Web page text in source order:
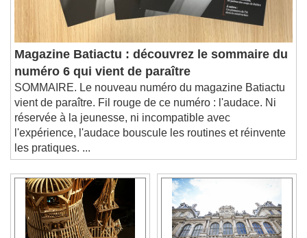
Magazine Batiactu : découvrez le sommaire du
numéro 6 qui vient de paraître
SOMMAIRE. Le nouveau numéro du magazine Batiactu
vient de paraître. Fil rouge de ce numéro : l'audace. Ni
réservée à la jeunesse, ni incompatible avec
l'expérience, l'audace bouscule les routines et réinvente
les pratiques. ...